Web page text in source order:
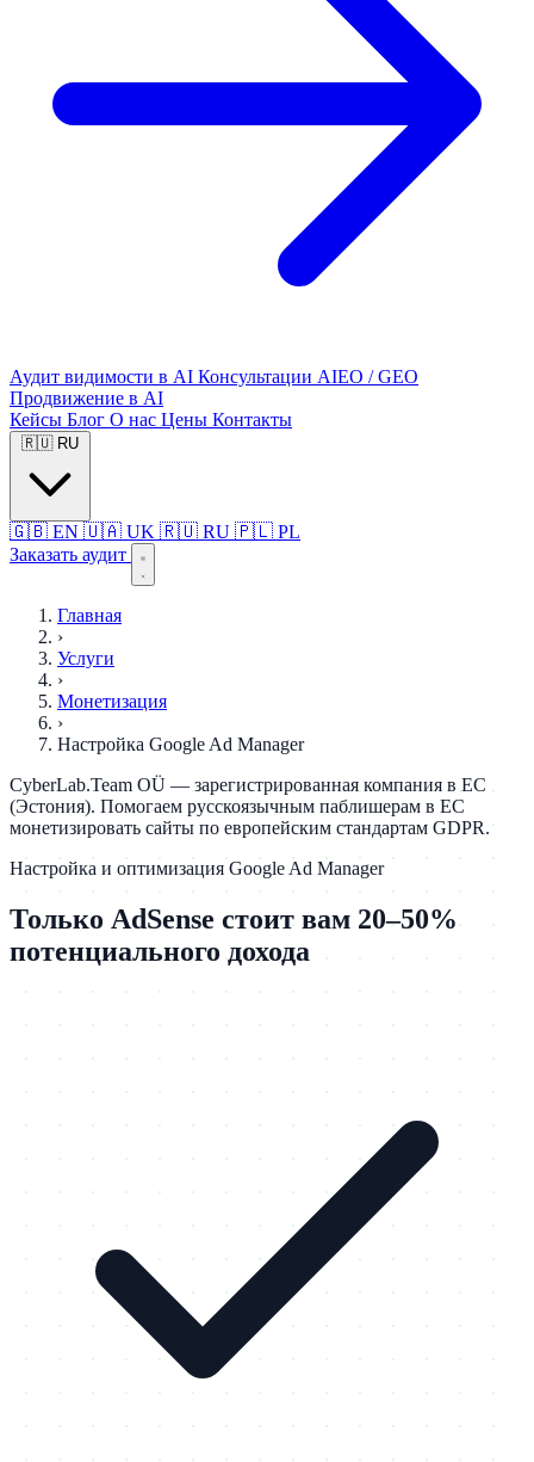
Аудит видимости в AI Консультации AIEO / GEO
Продвижение в AI
Кейсы Блог О нас Цены Контакты
🇷🇺 RU
🇬🇧 EN 🇺🇦 UK 🇷🇺 RU 🇵🇱 PL
Заказать аудит
Главная
›
Услуги
›
Монетизация
›
Настройка Google Ad Manager
CyberLab.Team OÜ — зарегистрированная компания в ЕС
(Эстония). Помогаем русскоязычным паблишерам в ЕС
монетизировать сайты по европейским стандартам GDPR.
Настройка и оптимизация Google Ad Manager
Только AdSense стоит вам 20–50%
потенциального дохода